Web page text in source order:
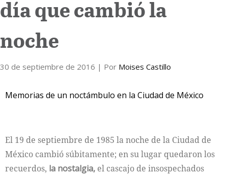
Cultura
día que cambió la
noche
30 de septiembre de 2016 | Por Moises Castillo
Memorias de un noctámbulo en la Ciudad de México
El 19 de septiembre de 1985 la noche de la Ciudad de
México cambió súbitamente; en su lugar quedaron los
recuerdos, la nostalgia, el cascajo de insospechados